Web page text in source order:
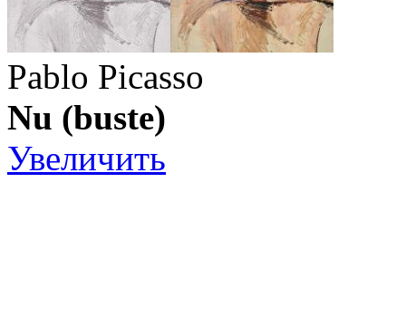
Pablo Picasso
Nu (buste)
Увеличить